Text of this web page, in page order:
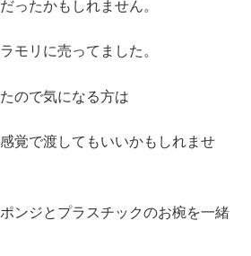
ったかもしれません。
モリに売ってました。
ので気になる方は
覚で渡してもいいかもしれませ
ンジとプラスチックのお椀を一緒